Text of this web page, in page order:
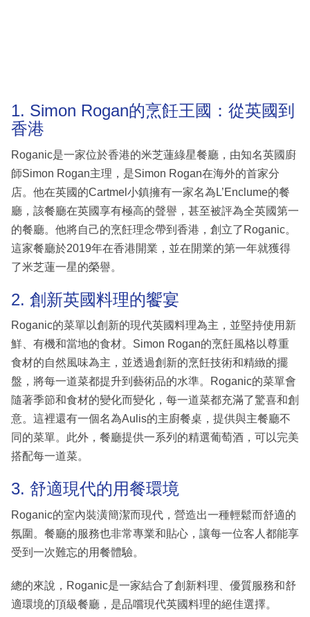
區
1. Simon Rogan的烹飪王國：從英國到
香港
Roganic是一家位於香港的米芝蓮綠星餐廳，由知名英國廚
師Simon Rogan主理，是Simon Rogan在海外的首家分
店。他在英國的Cartmel小鎮擁有一家名為L’Enclume的餐
廳，該餐廳在英國享有極高的聲譽，甚至被評為全英國第一
的餐廳。他將自己的烹飪理念帶到香港，創立了Roganic。
這家餐廳於2019年在香港開業，並在開業的第一年就獲得
了米芝蓮一星的榮譽。
2. 創新英國料理的饗宴
Roganic的菜單以創新的現代英國料理為主，並堅持使用新
鮮、有機和當地的食材。Simon Rogan的烹飪風格以尊重
食材的自然風味為主，並透過創新的烹飪技術和精緻的擺
盤，將每一道菜都提升到藝術品的水準。Roganic的菜單會
隨著季節和食材的變化而變化，每一道菜都充滿了驚喜和創
意。這裡還有一個名為Aulis的主廚餐桌，提供與主餐廳不
同的菜單。此外，餐廳提供一系列的精選葡萄酒，可以完美
搭配每一道菜。
3. 舒適現代的用餐環境
Roganic的室內裝潢簡潔而現代，營造出一種輕鬆而舒適的
氛圍。餐廳的服務也非常專業和貼心，讓每一位客人都能享
受到一次難忘的用餐體驗。
總的來說，Roganic是一家結合了創新料理、優質服務和舒
適環境的頂級餐廳，是品嚐現代英國料理的絕佳選擇。